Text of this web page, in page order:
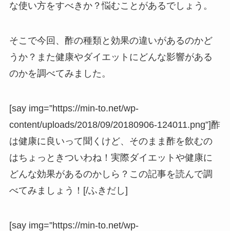
な使い方をすべきか？悩むことがあるでしょう。
そこで今回、酢の種類と効果の違いがあるのかど
うか？また健康やダイエットにどんな影響がある
のかを調べてみました。
[say img=”https://min-to.net/wp-
content/uploads/2018/09/20180906-124011.png”]酢
は健康に良いって聞くけど、そのまま酢を飲むの
はちょっときついわね！実際ダイエットや健康に
どんな効果があるのかしら？この記事を読んで調
べてみましょう！[/ふきだし]
[say img=”https://min-to.net/wp-